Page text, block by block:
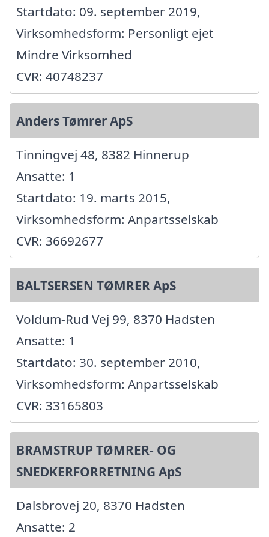
Startdato: 09. september 2019,
Virksomhedsform: Personligt ejet
Mindre Virksomhed
CVR: 40748237
Anders Tømrer ApS
Tinningvej 48, 8382 Hinnerup
Ansatte: 1
Startdato: 19. marts 2015,
Virksomhedsform: Anpartsselskab
CVR: 36692677
BALTSERSEN TØMRER ApS
Voldum-Rud Vej 99, 8370 Hadsten
Ansatte: 1
Startdato: 30. september 2010,
Virksomhedsform: Anpartsselskab
CVR: 33165803
BRAMSTRUP TØMRER- OG
SNEDKERFORRETNING ApS
Dalsbrovej 20, 8370 Hadsten
Ansatte: 2